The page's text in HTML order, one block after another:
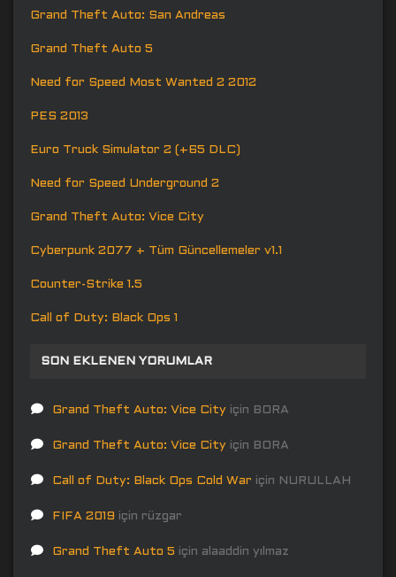
Grand Theft Auto: San Andreas
Grand Theft Auto 5
Need for Speed Most Wanted 2 2012
PES 2013
Euro Truck Simulator 2 (+65 DLC)
Need for Speed Underground 2
Grand Theft Auto: Vice City
Cyberpunk 2077 + Tüm Güncellemeler v1.1
Counter-Strike 1.5
Call of Duty: Black Ops 1
SON EKLENEN YORUMLAR
Grand Theft Auto: Vice City için BORA
Grand Theft Auto: Vice City için BORA
Call of Duty: Black Ops Cold War için NURULLAH
FIFA 2019 için rüzgar
Grand Theft Auto 5 için alaaddin yılmaz